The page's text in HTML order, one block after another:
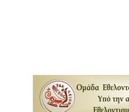
2013
2012